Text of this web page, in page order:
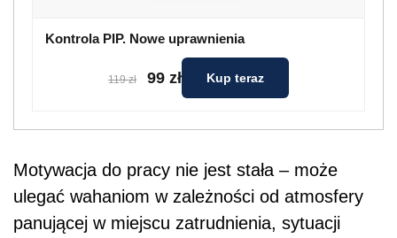
Kontrola PIP. Nowe uprawnienia
119 zł 99 zł Kup teraz
Motywacja do pracy nie jest stała – może
ulegać wahaniom w zależności od atmosfery
panującej w miejscu zatrudnienia, sytuacji